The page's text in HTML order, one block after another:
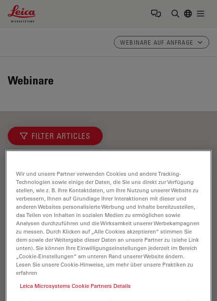
Leica Microsystems Logo
WEBINARE AUF ANFRAGE
Webinare
FILTER ARTICLES
Wir und unsere Partner verwenden Cookies und andere Tracking-
Technologien sowie einige der Daten, die Sie uns direkt zur Verfügung
stellen, wie z. B. Ihre Kontaktdaten, um Ihre Nutzung unserer Website zu
verbessern, Ihnen auf Grundlage Ihrer Interaktionen mit dieser und
anderen Websites personalisierte Werbung und Inhalte bereitzustellen,
das Teilen von Inhalten in sozialen Medien zu ermöglichen sowie
Analysen durchzuführen und die Wirksamkeit unserer Werbekampagnen
zu messen. Durch Klicken auf „Alle Cookies akzeptieren“ stimmen Sie
dem sowie der Weitergabe dieser Daten an unsere Partner zu (siehe Link
unten). Sie können Ihre Einwilligungseinstellungen jederzeit im Bereich
„Cookie-Einstellungen“ am unteren Rand unserer Website ändern.
Lesen Sie unsere Cookie-Hinweise, um mehr über unsere Praktiken zu
erfahren
Leica Microsystems Cookie Partners Details